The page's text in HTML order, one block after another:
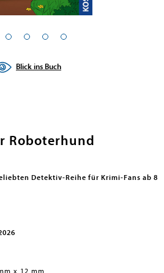
Blick ins Buch
Roboterhund
Detektiv-Reihe für Krimi-Fans ab 8
x 12 mm